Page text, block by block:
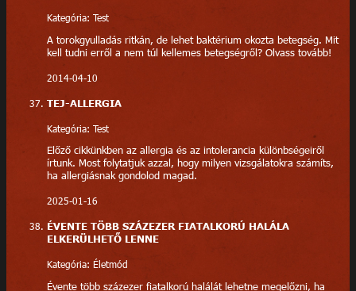
Kategória: Test
A torokgyulladás ritkán, de lehet baktérium okozta betegség. Mit
kell tudni erről a nem túl kellemes betegségről? Olvass tovább!
2014-04-10
TEJ-ALLERGIA
Kategória: Test
Előző cikkünkben az allergia és az intolerancia különbségeiről
írtunk. Most folytatjuk azzal, hogy milyen vizsgálatokra számíts,
ha allergiásnak gondolod magad.
2025-01-16
ÉVENTE TÖBB SZÁZEZER FIATALKORÚ HALÁLA
ELKERÜLHETŐ LENNE
Kategória: Életmód
Évente több százezer fiatalkorú halálát lehetne megelőzni, ha